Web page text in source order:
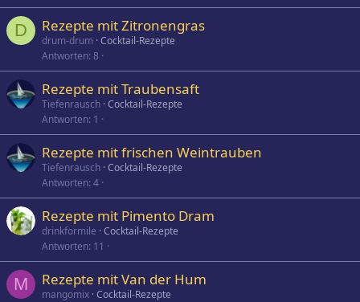
D Rezepte mit Zitronengras
drum-drum Cocktail-Rezepte
Antworten 8
Rezepte mit Traubensaft
Tiefenrausch Cocktail-Rezepte
Antworten 1
Rezepte mit frischen Weintrauben
Tiefenrausch Cocktail-Rezepte
Antworten 4
Rezepte mit Pimento Dram
drinkformile Cocktail-Rezepte
Antworten 11
M Rezepte mit Van der Hum
mangomix Cocktail-Rezepte